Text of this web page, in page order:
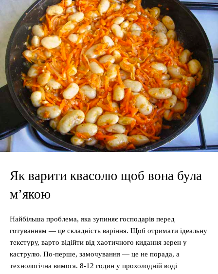
Як варити квасолю щоб вона була
м’якою
Найбільша проблема, яка зупиняє господарів перед
готуванням — це складність варіння. Щоб отримати ідеальну
текстуру, варто відійти від хаотичного кидання зерен у
каструлю. По-перше, замочування — це не порада, а
технологічна вимога. 8-12 годин у прохолодній воді